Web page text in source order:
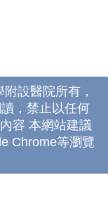
設醫院所有，
，禁止以任何
容 本網站建議
Chrome等瀏覽